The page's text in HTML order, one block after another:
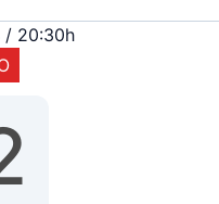
/ 20:30h